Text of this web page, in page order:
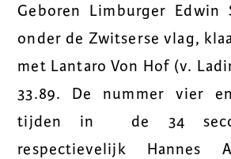
Geboren Limburger Edwin
onder de Zwitserse vlag,
met Lantaro Von Hof (v.
33.89. De nummer vier
tijden in de 34
respectievelijk Hannes